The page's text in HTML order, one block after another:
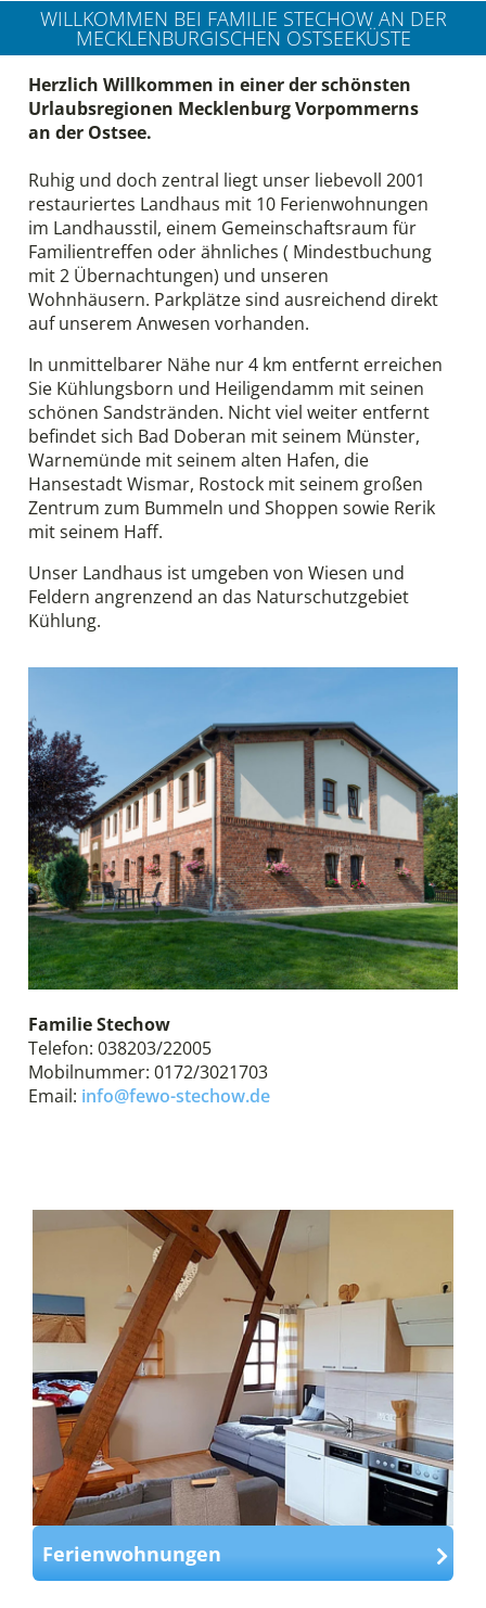
WILLKOMMEN BEI FAMILIE STECHOW AN DER
MECKLENBURGISCHEN OSTSEEKÜSTE
Herzlich Willkommen in einer der schönsten
Urlaubsregionen Mecklenburg Vorpommerns
an der Ostsee.
Ruhig und doch zentral liegt unser liebevoll 2001
restauriertes Landhaus mit 10 Ferienwohnungen
im Landhausstil, einem Gemeinschaftsraum für
Familientreffen oder ähnliches ( Mindestbuchung
mit 2 Übernachtungen) und unseren
Wohnhäusern. Parkplätze sind ausreichend direkt
auf unserem Anwesen vorhanden.
In unmittelbarer Nähe nur 4 km entfernt erreichen
Sie Kühlungsborn und Heiligendamm mit seinen
schönen Sandstränden. Nicht viel weiter entfernt
befindet sich Bad Doberan mit seinem Münster,
Warnemünde mit seinem alten Hafen, die
Hansestadt Wismar, Rostock mit seinem großen
Zentrum zum Bummeln und Shoppen sowie Rerik
mit seinem Haff.
Unser Landhaus ist umgeben von Wiesen und
Feldern angrenzend an das Naturschutzgebiet
Kühlung.
Familie Stechow
Telefon: 038203/22005
Mobilnummer: 0172/3021703
Email: info@fewo-stechow.de
Ferienwohnungen